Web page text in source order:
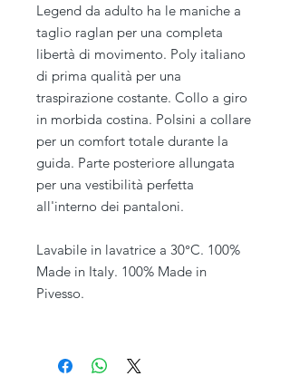
Legend da adulto ha le maniche a
taglio raglan per una completa
libertà di movimento. Poly italiano
di prima qualità per una
traspirazione costante. Collo a giro
in morbida costina. Polsini a collare
per un comfort totale durante la
guida. Parte posteriore allungata
per una vestibilità perfetta
all'interno dei pantaloni.
Lavabile in lavatrice a 30°C. 100%
Made in Italy. 100% Made in
Pivesso.